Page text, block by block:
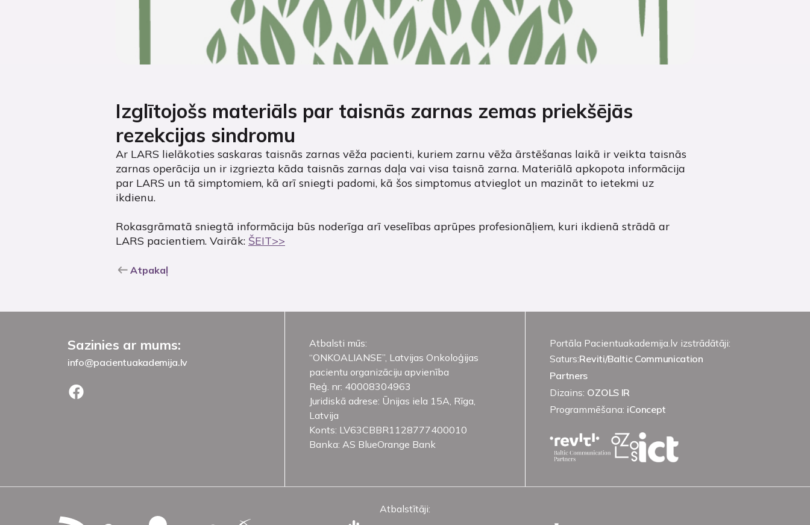
Izglītojošs materiāls par taisnās zarnas zemas priekšējās
rezekcijas sindromu
Ar LARS lielākoties saskaras taisnās zarnas vēža pacienti, kuriem zarnu vēža ārstēšanas laikā ir veikta taisnās
zarnas operācija un ir izgriezta kāda taisnās zarnas daļa vai visa taisnā zarna. Materiālā apkopota informācija
par LARS un tā simptomiem, kā arī sniegti padomi, kā šos simptomus atvieglot un mazināt to ietekmi uz
ikdienu.
Rokasgrāmatā sniegtā informācija būs noderīga arī veselības aprūpes profesionāļiem, kuri ikdienā strādā ar
LARS pacientiem. Vairāk: ŠEIT>>
Atpakaļ
Sazinies ar mums:
info@pacientuakademija.lv
Atbalsti mūs:
“ONKOALIANSE”, Latvijas Onkoloģijas
pacientu organizāciju apvienība
Reģ. nr: 40008304963
Juridiskā adrese: Ūnijas iela 15A, Rīga,
Latvija
Konts: LV63CBBR1128777400010
Banka: AS BlueOrange Bank
Portāla Pacientuakademija.lv izstrādātāji:
Saturs:Reviti/Baltic Communication
Partners
Dizains: OZOLS IR
Programmēšana: iConcept
Atbalstītāji: